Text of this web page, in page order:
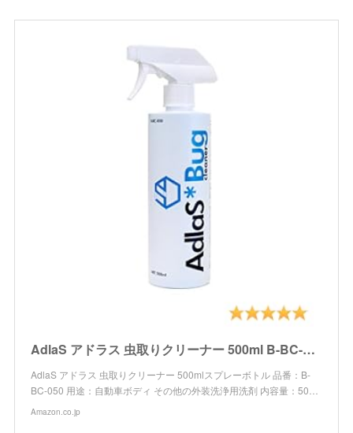
AdlaS アドラス 虫取りクリーナー 500ml B-BC-050 ボディ・ガラスに付いた虫・鳥糞、傷をつけずに分解除去
AdlaS アドラス 虫取りクリーナー 500mlスプレーボトル 品番：B-
BC-050 用途：自動車ボディ その他の外装洗浄用洗剤 内容量：50…
Amazon.co.jp